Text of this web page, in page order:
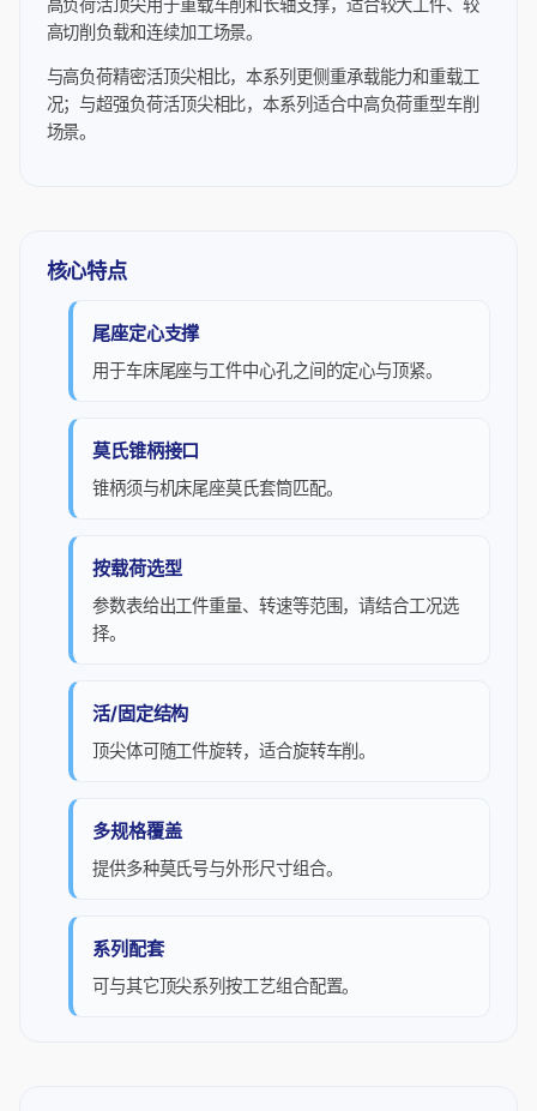
高切削负载和连续加工场景。
与高负荷精密活顶尖相比，本系列更侧重承载能力和重载工
况；与超强负荷活顶尖相比，本系列适合中高负荷重型车削
场景。
核心特点
尾座定心支撑
用于车床尾座与工件中心孔之间的定心与顶紧。
莫氏锥柄接口
锥柄须与机床尾座莫氏套筒匹配。
按载荷选型
参数表给出工件重量、转速等范围，请结合工况选
择。
活/固定结构
顶尖体可随工件旋转，适合旋转车削。
多规格覆盖
提供多种莫氏号与外形尺寸组合。
系列配套
可与其它顶尖系列按工艺组合配置。